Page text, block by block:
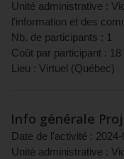
Unité administrative :
l'information et des
Nb. de participants : 1
Coût par participant : 18
Lieu : Virtuel (Québec)
Info générale
Date de l'activité :
Unité administrative :